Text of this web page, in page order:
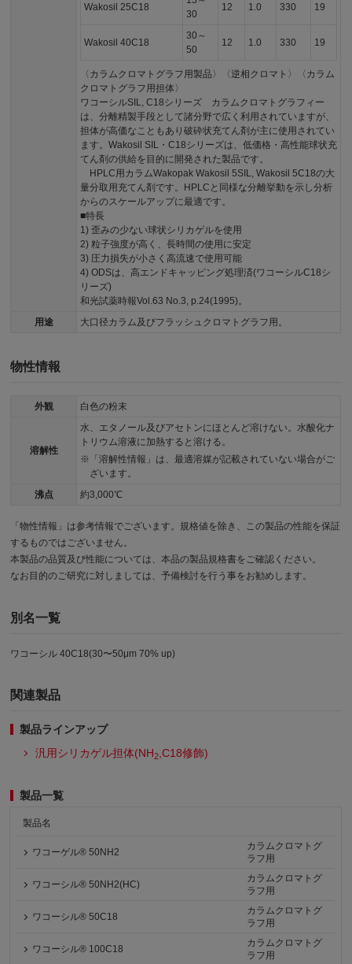
Wakosil 25C18
30
12 1.0 330 19
Wakosil 40C18
30～
50
12 1.0 330 19
〈カラムクロマトグラフ用製品〉〈逆相クロマト〉〈カラム
クロマトグラフ用担体〉
ワコーシルSIL, C18シリーズ カラムクロマトグラフィー
は、分離精製手段として諸分野で広く利用されていますが、
担体が高価なこともあり破砕状充てん剤が主に使用されてい
ます。Wakosil SIL・C18シリーズは、低価格・高性能球状充
てん剤の供給を目的に開発された製品です。
HPLC用カラムWakopak Wakosil 5SIL, Wakosil 5C18の大
量分取用充てん剤です。HPLCと同様な分離挙動を示し分析
からのスケールアップに最適です。
■特長
1) 歪みの少ない球状シリカゲルを使用
2) 粒子強度が高く、長時間の使用に安定
3) 圧力損失が小さく高流速で使用可能
4) ODSは、高エンドキャッピング処理済(ワコーシルC18シ
リーズ)
和光試薬時報Vol.63 No.3, p.24(1995)。
用途
大口径カラム及びフラッシュクロマトグラフ用。
物性情報
外観 白色の粉末
溶解性
水、エタノール及びアセトンにほとんど溶けない。水酸化ナ
トリウム溶液に加熱すると溶ける。
「溶解性情報」は、最適溶媒が記載されていない場合がご
ざいます。
沸点
約3,000℃
「物性情報」は参考情報でございます。規格値を除き、この製品の性能を保証
するものではございません。
本製品の品質及び性能については、本品の製品規格書をご確認ください。
なお目的のご研究に対しましては、予備検討を行う事をお勧めします。
別名一覧
ワコーシル 40C18(30〜50μm 70% up)
関連製品
製品ラインアップ
汎用シリカゲル担体(NH2 ,C18修飾)
製品一覧
製品名
ワコーゲル® 50NH2
カラムクロマトグ
ラフ用
ワコーシル® 50NH2(HC)
カラムクロマトグ
ラフ用
ワコーシル® 50C18
カラムクロマトグ
ラフ用
ワコーシル® 100C18
カラムクロマトグ
ラフ用